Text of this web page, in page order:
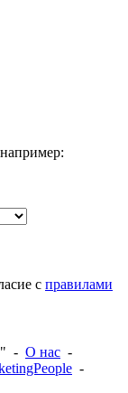
с правилами
- О нас -
-